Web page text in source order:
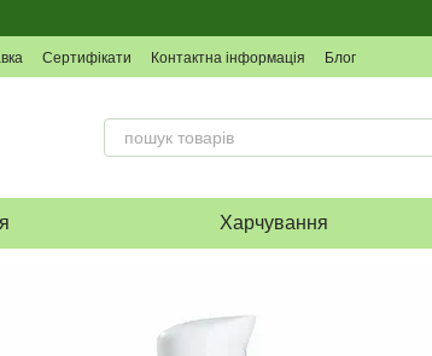
Сертифікати Контактна інформація Блог
Харчування